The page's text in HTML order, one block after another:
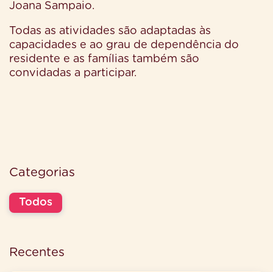
Joana Sampaio.
Todas as atividades são adaptadas às
capacidades e ao grau de dependência do
residente e as famílias também são
convidadas a participar.
Categorias
Todos
Recentes